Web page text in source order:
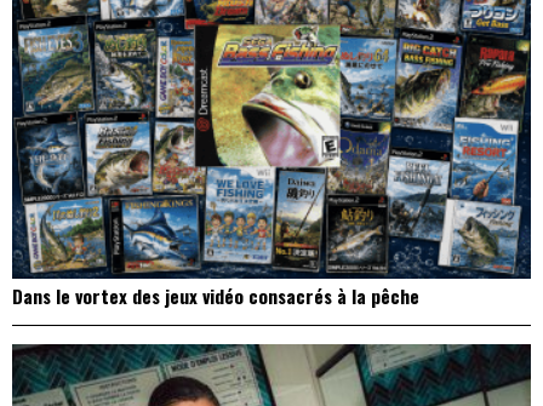
Dans le vortex des jeux vidéo consacrés à la pêche